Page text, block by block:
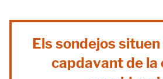
Els sondejos
capdavant de la